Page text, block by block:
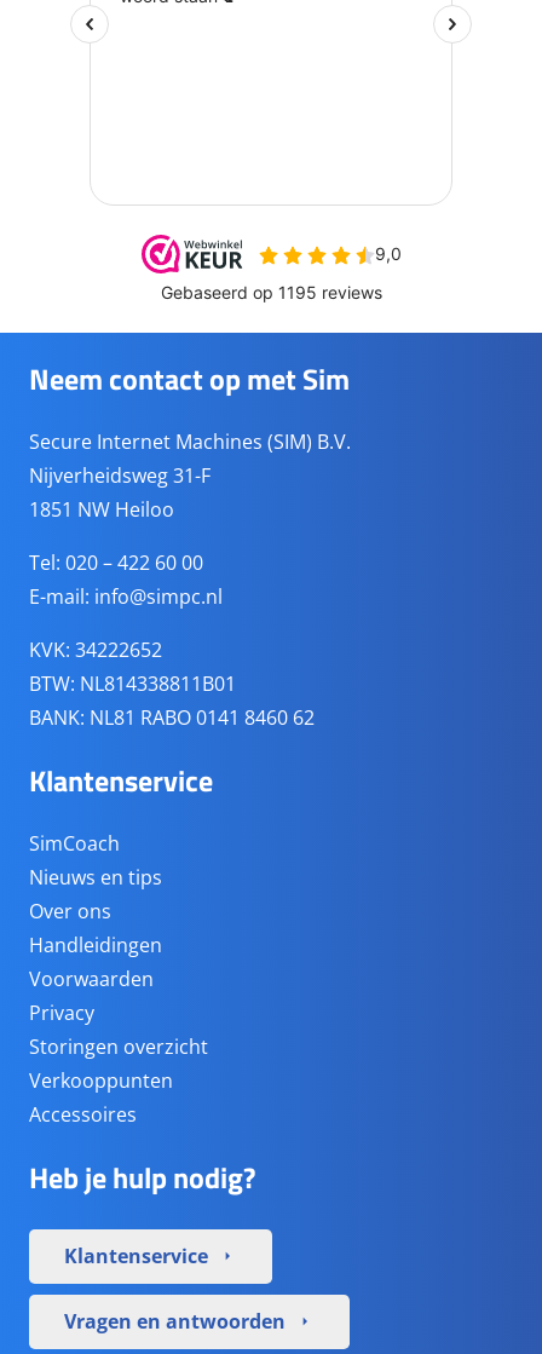
Neem contact op met Sim
Secure Internet Machines (SIM) B.V.
Nijverheidsweg 31-F
1851 NW Heiloo
Tel: 020 – 422 60 00
E-mail: info@simpc.nl
KVK: 34222652
BTW: NL814338811B01
BANK: NL81 RABO 0141 8460 62
Klantenservice
SimCoach
Nieuws en tips
Over ons
Handleidingen
Voorwaarden
Privacy
Storingen overzicht
Verkooppunten
Accessoires
Heb je hulp nodig?
Klantenservice arrow_right
Vragen en antwoorden arrow_right